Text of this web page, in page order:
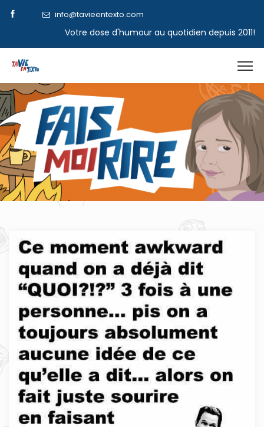
info@tavieentexto.com
Votre dose d'humour au quotidien depuis 2011!